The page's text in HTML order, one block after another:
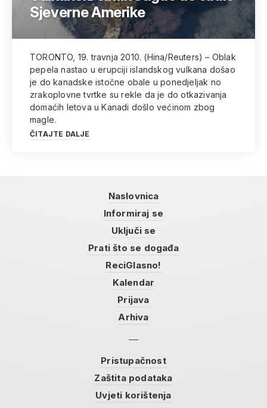
Sjeverne Amerike
TORONTO, 19. travnja 2010. (Hina/Reuters) – Oblak
pepela nastao u erupciji islandskog vulkana došao
je do kanadske istočne obale u ponedjeljak no
zrakoplovne tvrtke su rekle da je do otkazivanja
domaćih letova u Kanadi došlo većinom zbog
magle.
ČITAJTE DALJE
Naslovnica
Informiraj se
Uključi se
Prati što se događa
ReciGlasno!
Kalendar
Prijava
Arhiva
Pristupačnost
Zaštita podataka
Uvjeti korištenja